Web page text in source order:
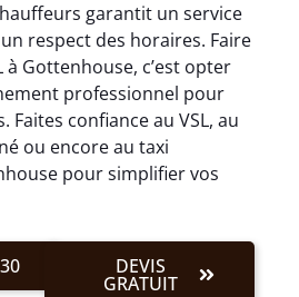
garantit un service
respect des horaires. Faire
à Gottenhouse, c’est opter
professionnel pour
Faites confiance au VSL, au
ou encore au taxi
pour simplifier vos
DEVIS
GRATUIT